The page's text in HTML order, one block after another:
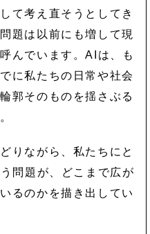
て考え直そうとしてき
題は以前にも増して現
んでいます。AIは、も
に私たちの日常や社会
郭そのものを揺さぶる
りながら、私たちにと
問題が、どこまで広が
るのかを描き出してい